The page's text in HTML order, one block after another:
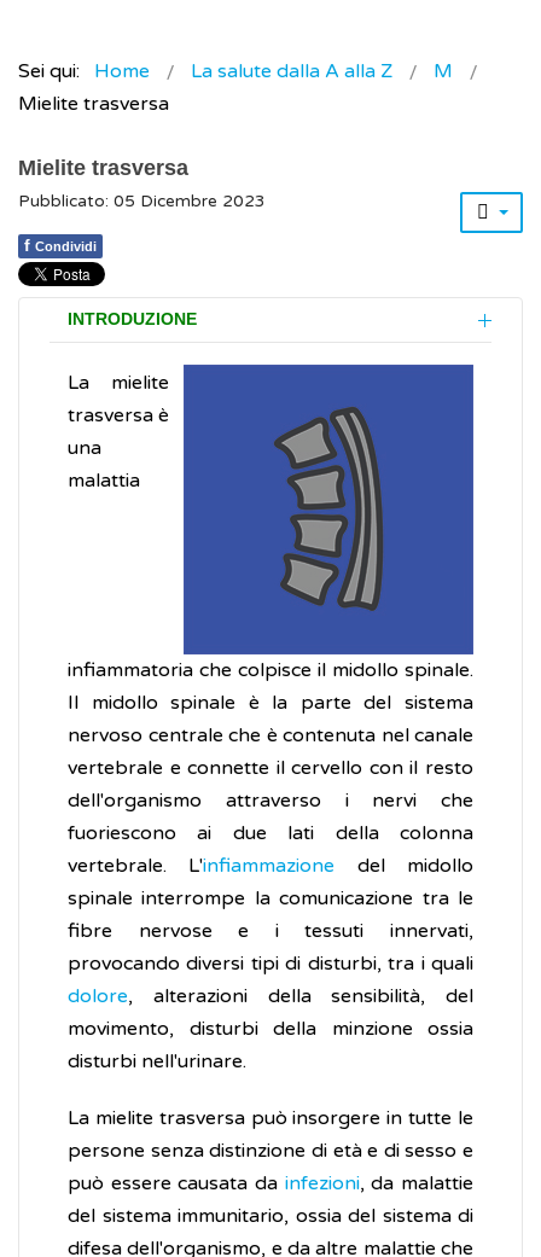
Sei qui: Home La salute dalla A alla Z
M
Mielite trasversa
Mielite trasversa
Pubblicato: 05 Dicembre 2023
f Condividi
INTRODUZIONE
La mielite
trasversa è
una
malattia
infiammatoria che colpisce il midollo spinale.
Il midollo spinale è la parte del sistema
nervoso centrale che è contenuta nel canale
vertebrale e connette il cervello con il resto
dell'organismo attraverso i nervi che
fuoriescono ai due lati della colonna
vertebrale. L'infiammazione del midollo
spinale interrompe la comunicazione tra le
fibre nervose e i tessuti innervati,
provocando diversi tipi di disturbi, tra i quali
dolore, alterazioni della sensibilità, del
movimento, disturbi della minzione ossia
disturbi nell'urinare.
La mielite trasversa può insorgere in tutte le
persone senza distinzione di età e di sesso e
può essere causata da infezioni, da malattie
del sistema immunitario, ossia del sistema di
difesa dell'organismo, e da altre malattie che